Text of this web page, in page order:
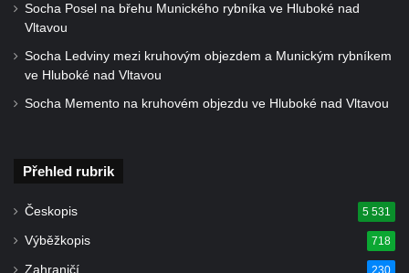
Socha svatého Šebestiána na schodišti ke
Vilémově
kostelu Nanebevzetí Panny Marie ve
Socha svaté Rosalie (Rozálie) na schodišti
Vilémově
Socha svatého Vojtěcha na schodišti ke
kostelu Nanebevzetí Panny Marie ve
Socha Posel na břehu Munického rybníka ve Hluboké nad
Vltavou
Socha Ledviny mezi kruhovým objezdem a Munickým rybníkem
ve Hluboké nad Vltavou
Socha Memento na kruhovém objezdu ve Hluboké nad Vltavou
Přehled rubrik
Českopis 5 531
Výběžkopis 718
Zahraničí 230